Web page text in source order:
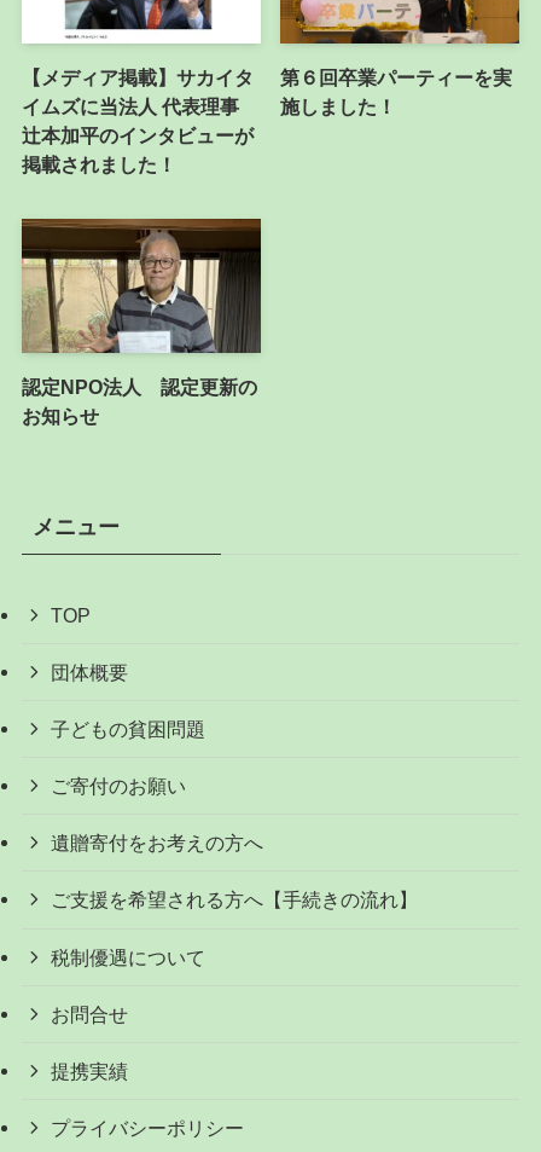
【メディア掲載】サカイタ
イムズに当法人 代表理事
辻本加平のインタビューが
掲載されました！
第６回卒業パーティーを実
施しました！
認定NPO法人 認定更新の
お知らせ
メニュー
TOP
団体概要
子どもの貧困問題
ご寄付のお願い
遺贈寄付をお考えの方へ
ご支援を希望される方へ【手続きの流れ】
税制優遇について
お問合せ
提携実績
プライバシーポリシー